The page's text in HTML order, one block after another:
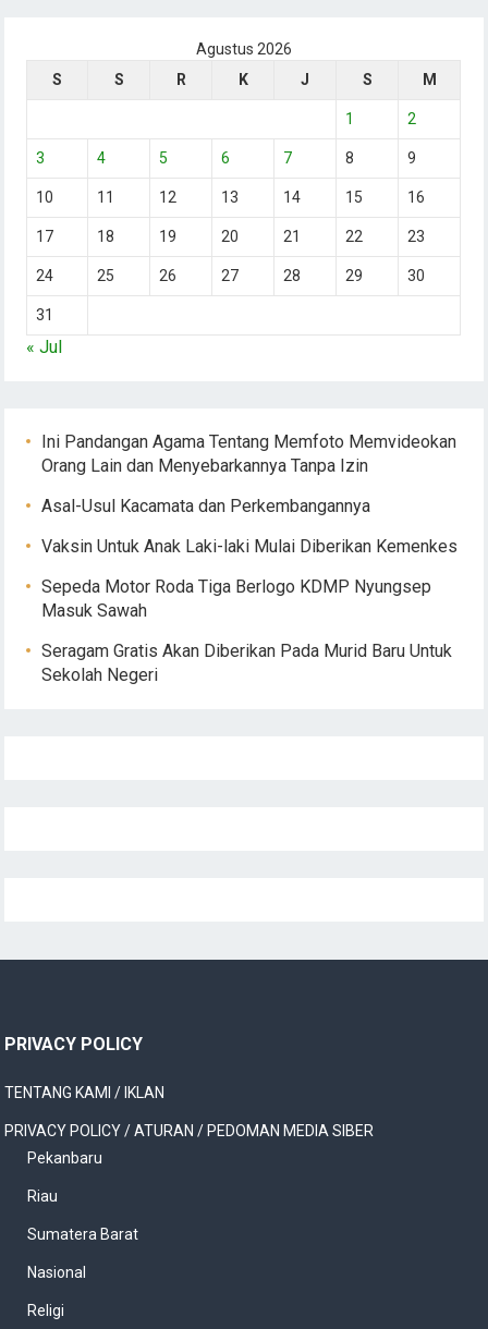
Agustus 2026
S
S R K J S M
1 2
3 4 5 6 7 8 9
10 11 12 13 14 15 16
17 18 19 20 21 22 23
24 25 26 27 28 29 30
31
« Jul
Ini Pandangan Agama Tentang Memfoto Memvideokan
Orang Lain dan Menyebarkannya Tanpa Izin
Asal-Usul Kacamata dan Perkembangannya
Vaksin Untuk Anak Laki-laki Mulai Diberikan Kemenkes
Sepeda Motor Roda Tiga Berlogo KDMP Nyungsep
Masuk Sawah
Seragam Gratis Akan Diberikan Pada Murid Baru Untuk
Sekolah Negeri
PRIVACY POLICY
TENTANG KAMI / IKLAN
PRIVACY POLICY / ATURAN / PEDOMAN MEDIA SIBER
Pekanbaru
Riau
Sumatera Barat
Nasional
Religi